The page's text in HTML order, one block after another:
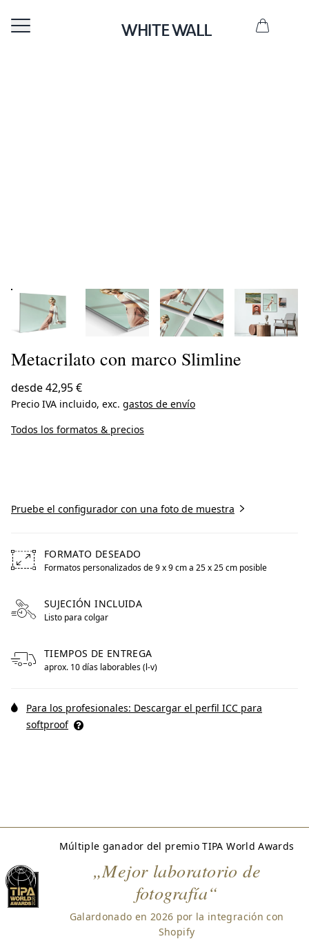
Metacrilato con marco Slimline
desde42,95 €
Precio IVA incluido, exc. gastos de envío
Todos los formatos & precios
Pruebe el configurador con una foto de muestra
FORMATO DESEADO
Formatos personalizados de 9 x 9 cm a 25 x 25 cm posible
SUJECIÓN INCLUIDA
Listo para colgar
TIEMPOS DE ENTREGA
aprox. 10 días laborables (l-v)
Para los profesionales: Descargar el perfil ICC para
softproof
Múltiple ganador del premio TIPA World Awards
„Mejor laboratorio de
fotografía“
Galardonado en 2026 por la integración con
Shopify